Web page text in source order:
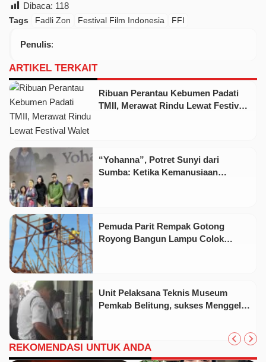
Dibaca: 118
Tags Fadli Zon Festival Film Indonesia FFI
Penulis:
ARTIKEL TERKAIT
Ribuan Perantau Kebumen Padati
TMII, Merawat Rindu Lewat Festival
“Yohanna”, Potret Sunyi dari
Sumba: Ketika Kemanusiaan
Pemuda Parit Rempak Gotong
Royong Bangun Lampu Colok
Unit Pelaksana Teknis Museum
Pemkab Belitung, sukses Menggelar
Kabupaten Belitung
REKOMENDASI UNTUK ANDA